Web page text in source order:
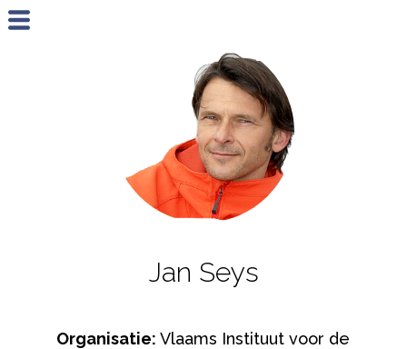
Jan Seys
Organisatie:Vlaams Instituut voor de